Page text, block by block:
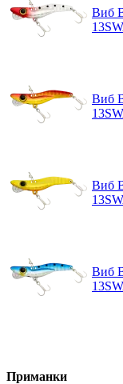
Виб
Виб
Виб
Виб
Приманки